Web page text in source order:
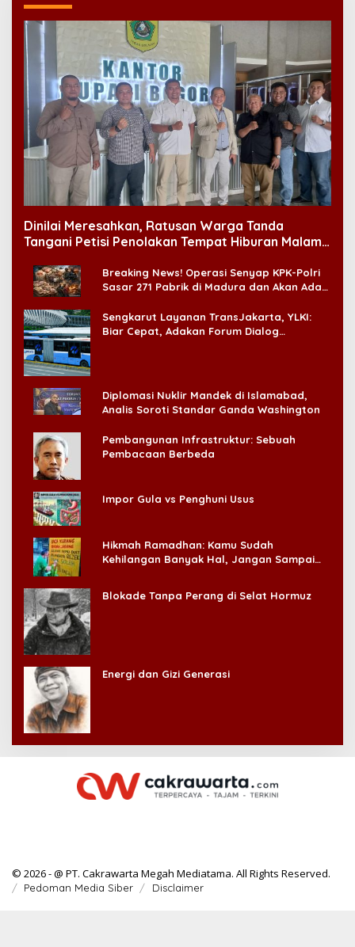
Dinilai Meresahkan, Ratusan Warga Tanda
Tangani Petisi Penolakan Tempat Hiburan Malam
Breaking News! Operasi Senyap KPK-Polri
Sasar 271 Pabrik di Madura dan Akan Ada
Sengkarut Layanan TransJakarta, YLKI:
Biar Cepat, Adakan Forum Dialog
Diplomasi Nuklir Mandek di Islamabad,
Analis Soroti Standar Ganda Washington
Pembangunan Infrastruktur: Sebuah
Pembacaan Berbeda
Impor Gula vs Penghuni Usus
Hikmah Ramadhan: Kamu Sudah
Kehilangan Banyak Hal, Jangan Sampai
Blokade Tanpa Perang di Selat Hormuz
Energi dan Gizi Generasi
© 2026 - @ PT. Cakrawarta Megah Mediatama. All Rights Reserved.
Pedoman Media Siber Disclaimer